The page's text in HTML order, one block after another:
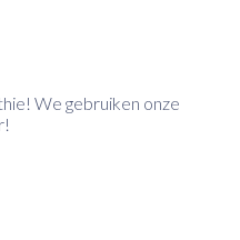
We gebruiken onze